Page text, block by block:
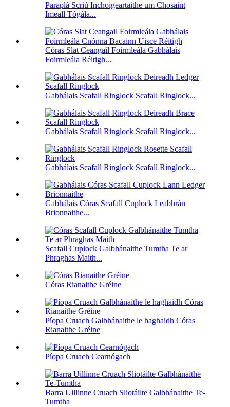
Paraplá Scriú Inchoigeartaithe um Chosaint
Imeall Tógála...
Córas Slat Ceangail Foirmleála Gabhálais
Foirmleála Réitigh...
Gabhálais Scafall Ringlock Scafall Ringlock...
Gabhálais Scafall Ringlock Scafall Ringlock...
Gabhálais Scafall Ringlock Scafall Ringlock...
Gabhálais Córas Scafall Cuplock Leabhrán
Brionnaithe...
Scafall Cuplock Galbhánaithe Tumtha Te ar
Phraghas Maith...
Córas Rianaithe Gréine
Píopa Cruach Galbhánaithe le haghaidh Córas
Rianaithe Gréine
Píopa Cruach Cearnógach
Barra Uillinne Cruach Sliotáilte Galbhánaithe Te-
Tumtha